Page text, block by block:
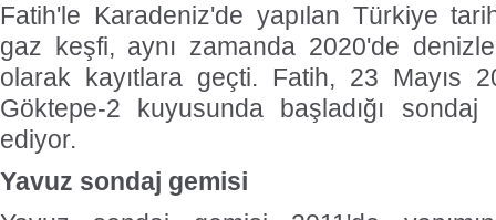
Fatih'le Karadeniz'de yapılan Türkiye
gaz keşfi, aynı zamanda 2020'de
olarak kayıtlara geçti. Fatih, 23 Mayıs
Göktepe-2 kuyusunda başladığı sondaj
ediyor.
Yavuz sondaj gemisi